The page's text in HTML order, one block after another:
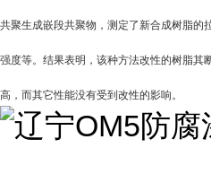
共聚生成嵌段共聚物，测定了新合成树脂的
强度等。结果表明，该种方法改性的树脂其
高，而其它性能没有受到改性的影响。